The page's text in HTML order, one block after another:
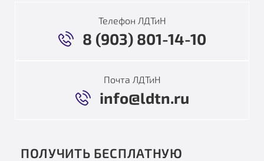
Телефон ЛДТиН
8 (903) 801-14-10
Почта ЛДТиН
info@ldtn.ru
ПОЛУЧИТЬ БЕСПЛАТНУЮ